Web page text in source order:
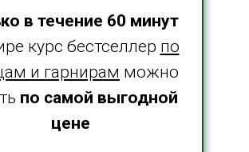
{DATAF1}
в течение 60 минут
курс бестселлер по
и гарнирам можно
по самой выгодной
цене